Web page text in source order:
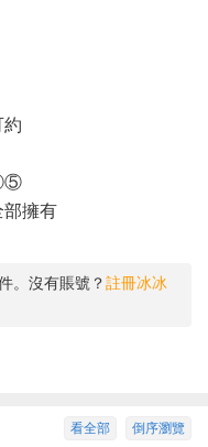
約
部擁有
。沒有賬號？註冊冰冰
倒序瀏覽
看全部